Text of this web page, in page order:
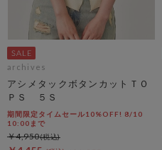
archives
アシメタックボタンカットＴＯ
ＰＳ ５Ｓ
期間限定タイムセール10%OFF! 8/10
10:00まで
￥4,950